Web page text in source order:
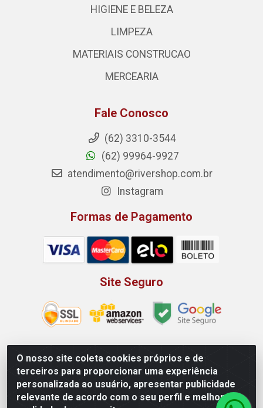
O nosso site coleta cookies próprios e de
terceiros para proporcionar uma experiência
personalizada ao usuário, apresentar publicidade
relevante de acordo com o seu perfil e melhorar a
HIGIENE E BELEZA
LIMPEZA
MATERIAIS CONSTRUCAO
MERCEARIA
Fale Conosco
(62) 3310-3544
(62) 99964-9927
atendimento@rivershop.com.br
Instagram
Formas de Pagamento
Site Seguro
Rio Vermelho Distribuição de Alimentos LTDA - Rodovia BR,
153, KM 52 N 00 QD 00 LT 16 - Bairro Jardim Eldorado,
Anápolis/GO - CEP 75.045-190 - CNPJ 10.912.900/0002-40